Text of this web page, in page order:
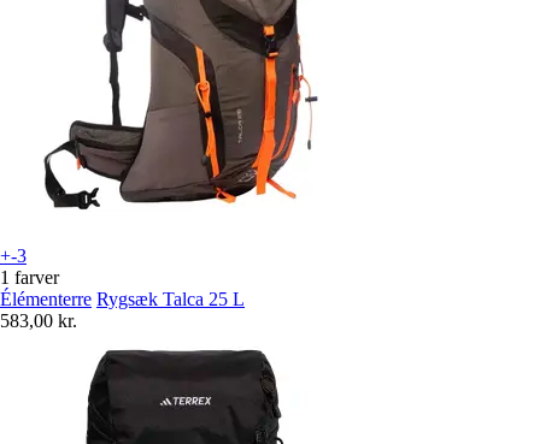
+-3
1 farver
Élémenterre Rygsæk Talca 25 L
583,00 kr.